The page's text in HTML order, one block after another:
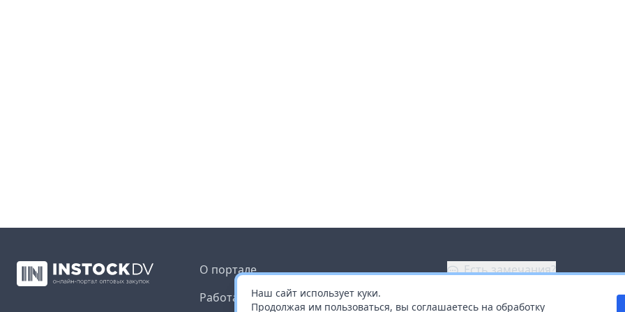
Наш сайт использует куки.
Продолжая им пользоваться, вы соглашаетесь на обработку
О портале
Работа с платформой
Есть замечания?